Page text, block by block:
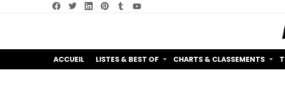
facebooktwitterlinkedin pinterest
ACCUEIL LISTES & BEST OF CHARTS & CLASSEMENTS